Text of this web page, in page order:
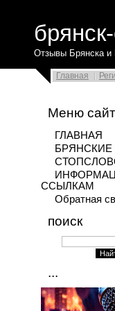
Отзывы Брянска
Главная
Меню
ГЛАВНАЯ
БРЯНСКИЕ
ССЫЛКАМ
Обратная
поиск
...